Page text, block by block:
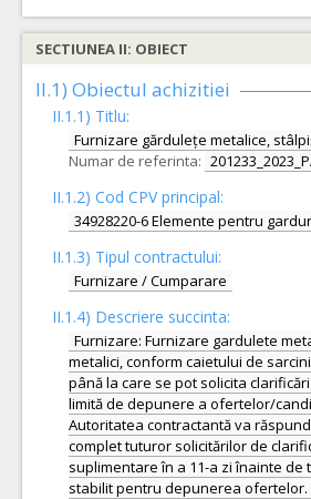
SECTIUNEA II: OBIECT
II.1) Obiectul achizitiei
II.1.1) Titlu:
Furnizare gărdulețe metalice,
Numar de referinta:
II.1.2) Cod CPV principal:
34928220-6 Elemente pentru
II.1.3) Tipul contractului:
Furnizare / Cumparare
II.1.4) Descriere succinta:
Furnizare: Furnizare gardulete
metalici, conform caietului de
până la care se pot solicita
limită de depunere a ofertelor/
Autoritatea contractantă va
complet tuturor solicitărilor de
suplimentare în a 11-a zi înainte de
stabilit pentru depunerea ofertelor.